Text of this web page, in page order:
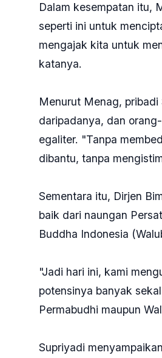
Dalam kesempatan itu,
seperti ini untuk
mengajak kita untuk
katanya.
Menurut Menag,
daripadanya, dan
egaliter. "Tanpa
dibantu, tanpa
Sementara itu, Dirjen
baik dari naungan
Buddha Indonesia
"Jadi hari ini, kami
potensinya banyak
Permabudhi maupun
Supriyadi